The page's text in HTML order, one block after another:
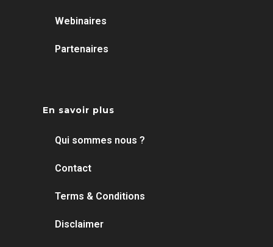
Webinaires
Partenaires
En savoir plus
Qui sommes nous ?
Contact
Terms & Conditions
Disclaimer